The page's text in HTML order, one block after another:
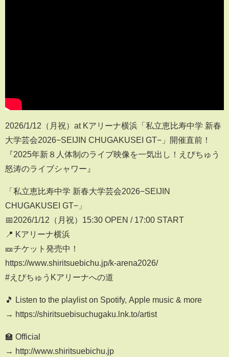
2026/1/12（月祝）at Kアリーナ横浜「私立恵比寿中学 新春
大学芸会2026−SEIJIN CHUGAKUSEI GT−」開催直前！
『2025年新８人体制のライブ映像を一気出し！えびちゅう
怒涛のライブシャワー』
「私立恵比寿中学 新春大学芸会2026−SEIJIN
CHUGAKUSEI GT−」
📅2026/1/12（月祝）15:30 OPEN / 17:00 START
📍 Kアリーナ横浜
🎫チケット発売中！
https://www.shiritsuebichu.jp/k-arena2026/
#えびちゅうKアリーナへの道
🎵 Listen to the playlist on Spotify, Apple music & more
→ https://shiritsuebisuchugaku.lnk.to/artist
🏫 Official
→ http://www.shiritsuebichu.jp